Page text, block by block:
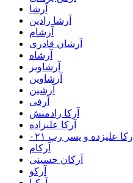
آرشا
آرشا رادین
آرشام
آرشان قادری
آرشاه
آرشاویر
آرشاوین
آرشین
آرفی
آرکا رادمنش
آرکا علیزاده
آرکا علیزده و پسر رپ ۰۲۱
آرکام
آرکان حسینی
آرکو